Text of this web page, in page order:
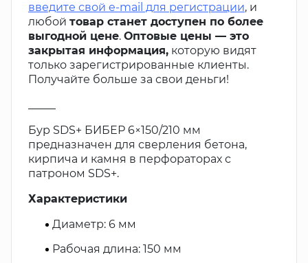
введите свой e-mail для регистрации, и
любой товар станет доступен по более
выгодной цене. Оптовые цены — это
закрытая информация, которую видят
только зарегистрированные клиенты.
Получайте больше за свои деньги!
Бур SDS+ БИБЕР 6×150/210 мм
предназначен для сверления бетона,
кирпича и камня в перфораторах с
патроном SDS+.
Характеристики
Диаметр: 6 мм
Рабочая длина: 150 мм